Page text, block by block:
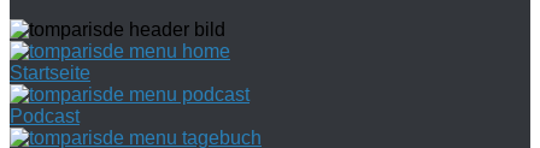
Startseite
Podcast